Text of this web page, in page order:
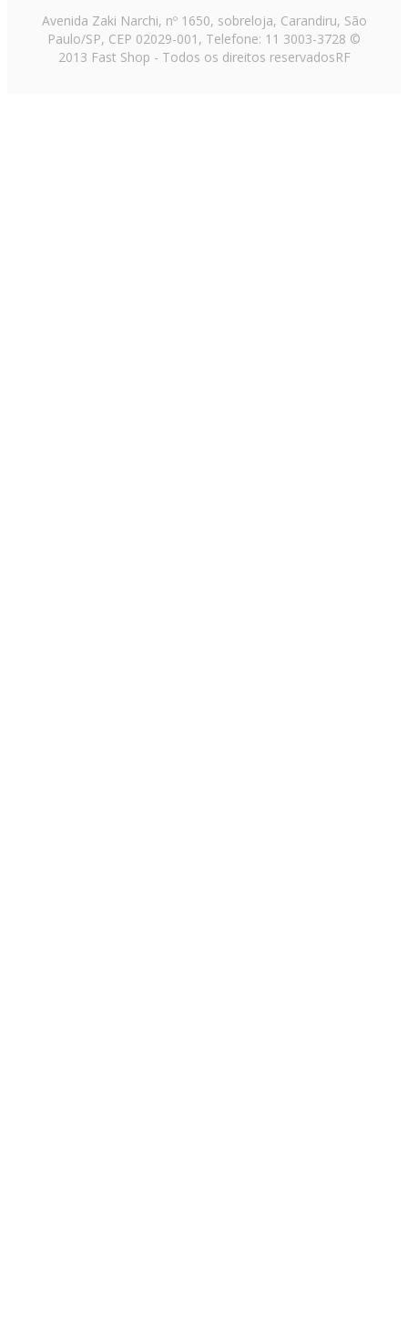
Avenida Zaki Narchi, nº 1650, sobreloja, Carandiru, São
Paulo/SP, CEP 02029-001, Telefone: 11 3003-3728 ©
2013 Fast Shop - Todos os direitos reservadosRF